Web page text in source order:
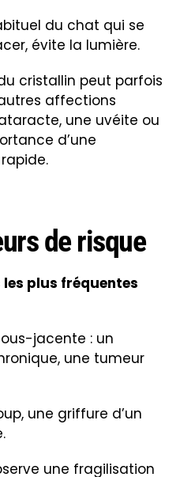
du chat qui se
évite la lumière.
cristallin peut parfois
affections
une uvéite ou
d’une
de risque
les plus fréquentes
jacente : un
une tumeur
une griffure d’un
une fragilisation